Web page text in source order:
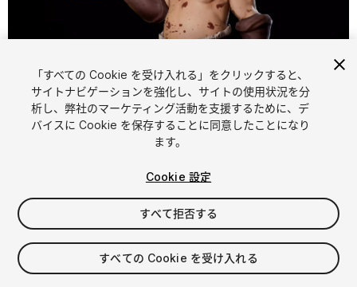
1 /8
$29.99
消費税は決済時に計算されます
「すべての Cookie を受け入れる」をクリックすると、
サイトナビゲーションを強化し、サイトの使用状況を分
析し、弊社のマーケティング活動を支援するために、デ
バイスに Cookie を保存することに同意したことになり
ます。
Cookie 設定
すべて拒否する
すべての Cookie を受け入れる